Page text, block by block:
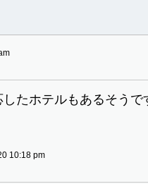
たホテルもあるそうで
10:18 pm